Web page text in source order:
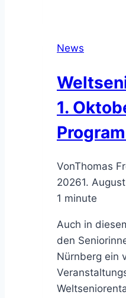
–
News
1.
VonThomas
20261.
1 minute
Auch in
den
Nürnberg ein